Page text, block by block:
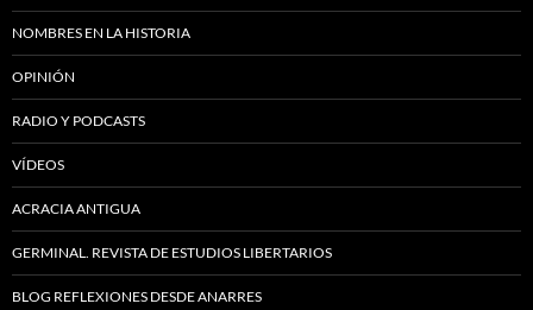
NOMBRES EN LA HISTORIA
OPINIÓN
RADIO Y PODCASTS
VÍDEOS
ACRACIA ANTIGUA
GERMINAL. REVISTA DE ESTUDIOS LIBERTARIOS
BLOG REFLEXIONES DESDE ANARRES